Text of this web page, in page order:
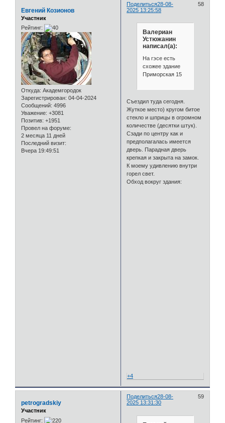
Поделиться 58
28-08-
2025 13:25:58
Евгений Козионов
Участник
Рейтинг:
Откуда: Академгородок
Зарегистрирован: 04-04-2024
Сообщений: 4996
Уважение: +3081
Позитив: +1951
Провел на форуме:
2 месяца 11 дней
Последний визит:
Вчера 19:49:51
Валериан
Устюжанин
написал(а):
На гэсе есть
схожее здание
Приморская 15
Съездил туда сегодня.
Жуткое место) кругом битое
стекло и шприцы в огромном
количестве (десятки штук).
Сзади по центру как и
предполагалась имеется
дверь. Парадная дверь
крепкая и закрыта на замок.
К моему удивлению внутри
горел свет.
Обход вокруг здания:
+4
Поделиться 59
28-08-
2025 13:31:30
petrogradskiy
Участник
Рейтинг: